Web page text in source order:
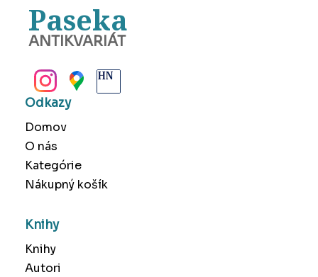
Paseka
ANTIKVARIÁT
Odkazy
Domov
O nás
Kategórie
Nákupný košík
Knihy
Knihy
Autori